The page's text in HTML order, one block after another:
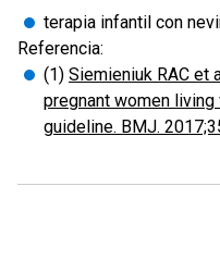
terapia infantil con
Referencia:
(1) Siemieniuk RAC et
pregnant women
guideline. BMJ.